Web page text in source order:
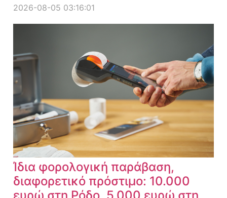
2026-08-05 03:16:01
Ίδια φορολογική παράβαση,
διαφορετικό πρόστιμο: 10.000